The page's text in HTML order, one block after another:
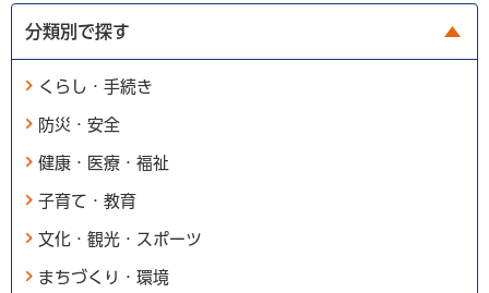
分類別で探す
くらし・手続き
防災・安全
健康・医療・福祉
子育て・教育
文化・観光・スポーツ
まちづくり・環境